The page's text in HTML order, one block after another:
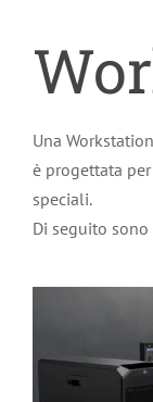
Una
è progettata
speciali.
Di seguito